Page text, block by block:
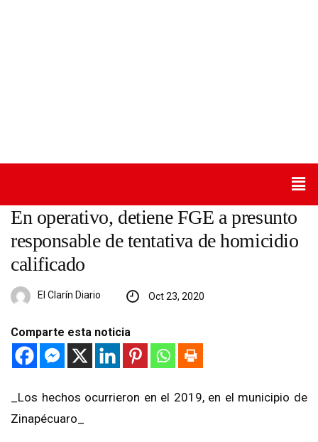
En operativo, detiene FGE a presunto
responsable de tentativa de homicidio
calificado
El Clarín Diario Oct 23, 2020
Comparte esta noticia
_Los hechos ocurrieron en el 2019, en el municipio de
Zinapécuaro_